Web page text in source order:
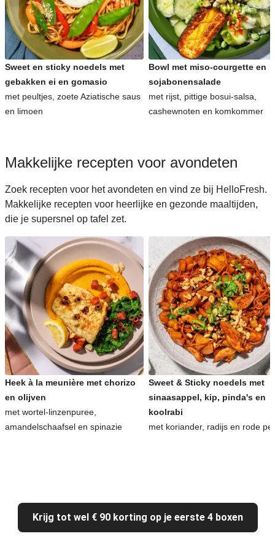
Sweet en sticky noedels met
gebakken ei en gomasio
met peultjes, zoete Aziatische saus
en limoen
Bowl met miso-courgette en
sojabonensalade
met rijst, pittige bosui-salsa,
cashewnoten en komkommer
Makkelijke recepten voor avondeten
Zoek recepten voor het avondeten en vind ze bij HelloFresh.
Makkelijke recepten voor heerlijke en gezonde maaltijden,
die je supersnel op tafel zet.
Heek à la meunière met chorizo
en olijven
met wortel-linzenpuree,
amandelschaafsel en spinazie
Sweet & Sticky noedels met
sinaasappel, kip, pinda's en
koolrabi
met koriander, radijs en rode
Krijg tot wel € 90 korting op je eerste 4 boxen